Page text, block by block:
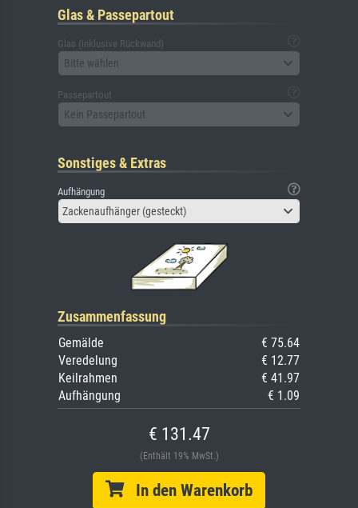
Glas & Passepartout
Glas (inklusive Rückwand)
Bitte wählen
Passepartout
Kein Passepartout
Sonstiges & Extras
Aufhängung
Zackenaufhänger (gesteckt)
Zusammenfassung
Gemälde
€ 75.64
Veredelung
€ 12.77
Keilrahmen
€ 41.97
Aufhängung
€ 1.09
€ 131.47
(Enthält 19% MwSt.)
In den Warenkorb